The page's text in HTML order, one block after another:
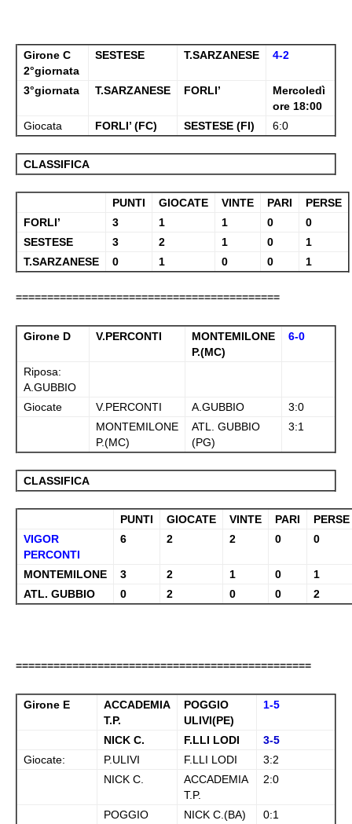
Girone C
2°giornata
SESTESE T.SARZANESE 4-2
3°giornata T.SARZANESE FORLI’
Mercoledì
ore 18:00
Giocata
FORLI’ (FC) SESTESE (FI) 6:0
CLASSIFICA
PUNTI GIOCATE VINTE PARI
PERSE
FORLI’
3 1 1 0
0
SESTESE
3 2 1 0
1
T.SARZANESE
0 1 0 0 1
==========================================
Girone D V.PERCONTI
MONTEMILONE
P.(MC)
6-0
Riposa:
A.GUBBIO
Giocate
V.PERCONTI A.GUBBIO
3:0
MONTEMILONE
P.(MC)
ATL. GUBBIO
(PG)
3:1
CLASSIFICA
PUNTI GIOCATE VINTE PARI
PERSE
VIGOR
PERCONTI
6 2 2 0 0
MONTEMILONE 3 2 1 0
1
ATL. GUBBIO
0 2 0 0 2
===============================================
Girone E
ACCADEMIA
T.P.
POGGIO
ULIVI(PE)
1-5
NICK C. F.LLI LODI
3-5
Giocate:
P.ULIVI F.LLI LODI
3:2
NICK C.
ACCADEMIA
T.P.
2:0
POGGIO NICK C.(BA) 0:1